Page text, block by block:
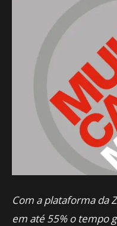
Com a plataforma da
em até 55% o tempo